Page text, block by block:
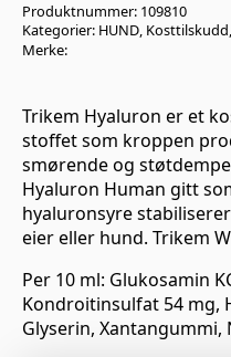
Produktnummer: 109810
Kategorier: HUND, Kosttilskudd,
Merke:
Trikem Hyaluron er et
stoffet som kroppen
smørende og
Hyaluron Human gitt
hyaluronsyre
eier eller hund. Trikem
Per 10 ml: Glukosamin
Kondroitinsulfat 54 mg,
Glyserin,